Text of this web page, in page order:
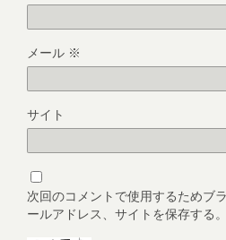
メール ※
サイト
次回のコメントで使用するためブ
ールアドレス、サイトを保存する。